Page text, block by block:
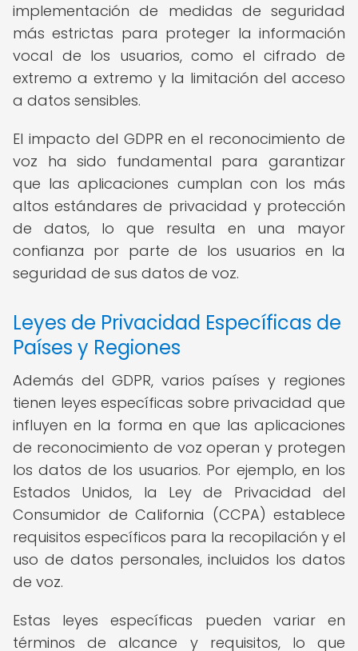
implementación de medidas de seguridad
más estrictas para proteger la información
vocal de los usuarios, como el cifrado de
extremo a extremo y la limitación del acceso
a datos sensibles.
El impacto del GDPR en el reconocimiento de
voz ha sido fundamental para garantizar
que las aplicaciones cumplan con los más
altos estándares de privacidad y protección
de datos, lo que resulta en una mayor
confianza por parte de los usuarios en la
seguridad de sus datos de voz.
Leyes de Privacidad Específicas de
Países y Regiones
Además del GDPR, varios países y regiones
tienen leyes específicas sobre privacidad que
influyen en la forma en que las aplicaciones
de reconocimiento de voz operan y protegen
los datos de los usuarios. Por ejemplo, en los
Estados Unidos, la Ley de Privacidad del
Consumidor de California (CCPA) establece
requisitos específicos para la recopilación y el
uso de datos personales, incluidos los datos
de voz.
Estas leyes específicas pueden variar en
términos de alcance y requisitos, lo que